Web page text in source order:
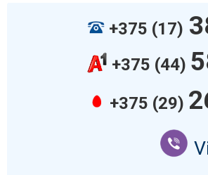
+375 (17)
+375 (44)
+375 (29)